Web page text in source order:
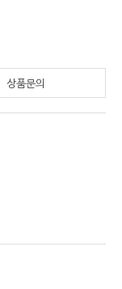
상품문의